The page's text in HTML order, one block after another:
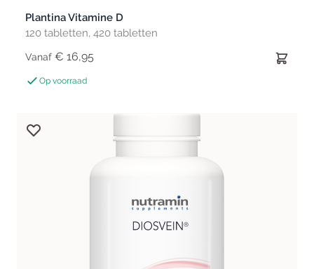
Plantina Vitamine D
120 tabletten, 420 tabletten
Vanaf € 16,95
Op voorraad